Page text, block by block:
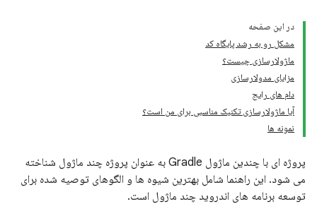
در این صفحه
مشکل رو به رشد پایگاه کد
ماژولارسازی چیست؟
مزایای مدولارسازی
دام های رایج
آیا ماژولارسازی تکنیک مناسبی برای من است؟
نمونه ها
پروژه ای با چندین ماژول Gradle به عنوان پروژه چند ماژول شناخته
می شود. این راهنما شامل بهترین شیوه ها و الگوهای توصیه شده برای
توسعه برنامه های اندروید چند ماژول است.